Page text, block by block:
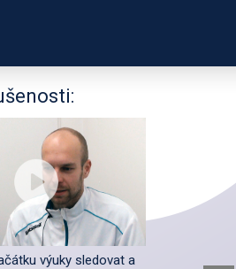
výuky sledovat a